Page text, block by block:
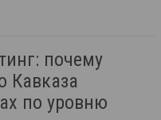
почему
Кавказа
по уровню